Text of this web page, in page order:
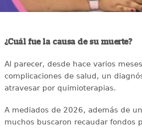
¿Cuál fue la causa de su muerte?
Al parecer, desde hace varios
complicaciones de salud, un
atravesar por quimioterapias.
A mediados de 2026, además de
muchos buscaron recaudar fondos